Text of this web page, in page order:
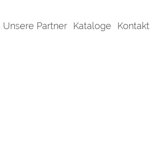
Unsere Partner Kataloge Kontakt